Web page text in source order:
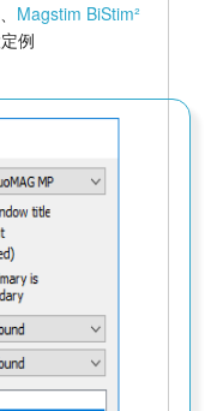
Magstim BiStim²
例